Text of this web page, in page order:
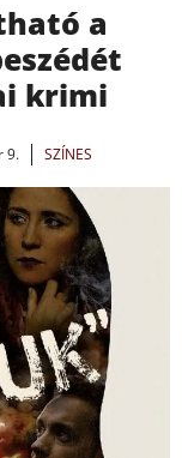
a
krimi
9. SZÍNES